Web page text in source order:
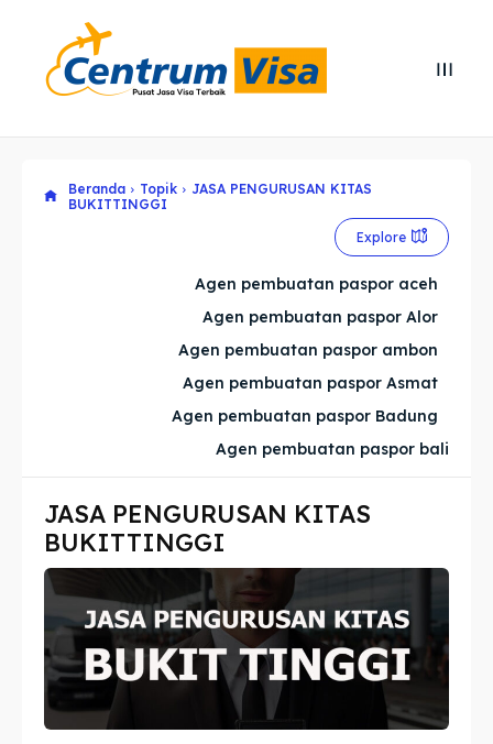
Explore our destinations
Imta
Legalisir
Apostille
Penerjemah
Asuransi
Explore our destinations
Imta
Legalisir
Apostille
Penerjemah
Asuransi
Beranda Topik
JASA PENGURUSAN KITAS
BUKITTINGGI
Explore
Agen pembuatan paspor aceh
Agen pembuatan paspor Alor
Agen pembuatan paspor ambon
Agen pembuatan paspor Asmat
Agen pembuatan paspor Badung
Agen pembuatan paspor bali
JASA PENGURUSAN KITAS
BUKITTINGGI